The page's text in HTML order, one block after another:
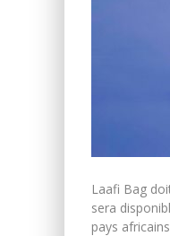
Laafi Bag
sera
pays